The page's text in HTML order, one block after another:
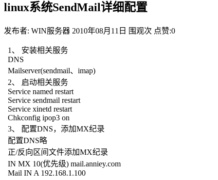
linux系统SendMail详细配置
发布者: WIN服务器 2010年08月11日 围观次 点赞:0
1、 安装相关服务
DNS
Mailserver(sendmail、imap)
2、 启动相关服务
Service named restart
Service sendmail restart
Service xinetd restart
Chkconfig ipop3 on
3、 配置DNS，添加MX纪录
配置DNS略
正/反向区间文件添加MX纪录
IN MX 10(优先级) mail.anniey.com
Mail IN A 192.168.1.100